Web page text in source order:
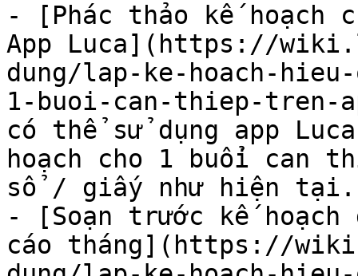
- [Phác thảo kế hoạch
App Luca](https://
dung/lap-ke-hoach-
1-buoi-can-thiep-
có thể sử dụng app
hoạch cho 1 buổi can
sổ / giấy như hiện tại.
- [Soạn trước kế hoạch
cáo tháng](https://